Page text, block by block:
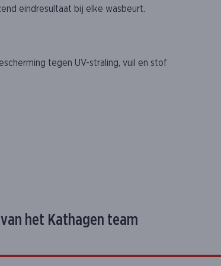
eindresultaat bij elke wasbeurt.
tegen UV-straling, vuil en stof
het Kathagen team